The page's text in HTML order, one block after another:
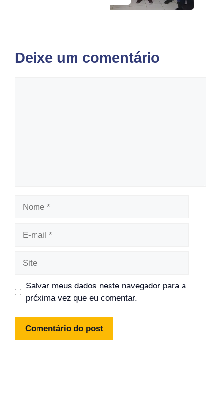
Deixe um comentário
Salvar meus dados neste navegador para a
próxima vez que eu comentar.